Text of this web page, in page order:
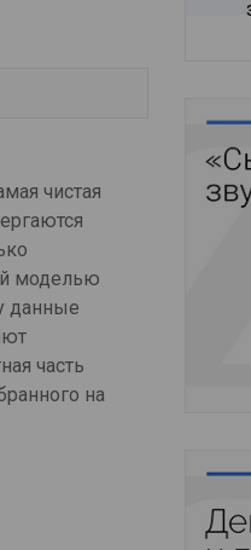
чистая
моделью
данные
часть
на